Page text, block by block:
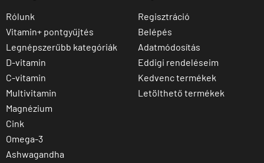
Rólunk
Vitamin+ pontgyűjtés
Legnépszerűbb kategóriák
D-vitamin
C-vitamin
Multivitamin
Magnézium
Cink
Omega-3
Ashwagandha
Regisztráció
Belépés
Adatmódosítás
Eddigi rendeléseim
Kedvenc termékek
Letölthető termékek